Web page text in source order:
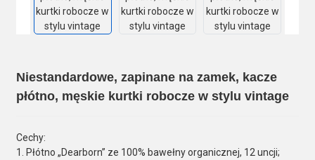
Niestandardowe, zapinane na zamek, kacze
płótno, męskie kurtki robocze w stylu vintage
Cechy:
1. Płótno „Dearborn” ze 100% bawełny organicznej, 12 uncji;